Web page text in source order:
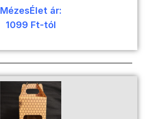
MézesÉlet ár:
1099 Ft-tól